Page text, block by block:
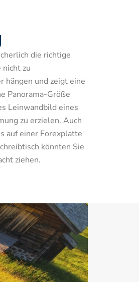
die richtige
zu
hängen und zeigt eine
Panorama-Größe
Leinwandbild eines
zu erzielen. Auch
auf einer Forexplatte
könnten Sie
ziehen.